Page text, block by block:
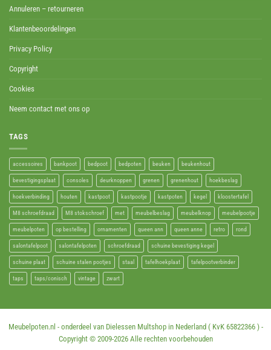
Annuleren – retourneren
Klantenbeoordelingen
Privacy Policy
Copyright
Cookies
Neem contact met ons op
TAGS
accessoires bankpoot bedpoot bedpoten beuken beukenhout
bevestigingsplaat consoles deurknoppen grenen grenenhout hoekbeslag
hoekverbinding houten kastpoot kastpootje kastpoten kegel kloostertafel
M8 schroefdraad M8 stokschroef met meubelbeslag meubelknop meubelpootje
meubelpoten op bestelling ornamenten queen ann queen anne retro rond
salontafelpoot salontafelpoten schroefdraad schuine bevestiging kegel
schuine plaat schuine stalen pootjes staal tafelhoekplaat tafelpootverbinder
taps taps/conisch vintage zwart
Meubelpoten.nl - onderdeel van Dielessen Multshop in Nederland ( KvK 65822366 ) -
Copyright © 2009-2026 Alle rechten voorbehouden